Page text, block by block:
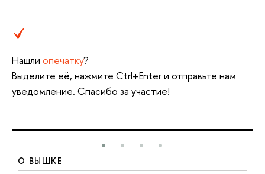
Нашли опечатку?
Выделите её, нажмите Ctrl+Enter и отправьте нам
уведомление. Спасибо за участие!
О ВЫШКЕ